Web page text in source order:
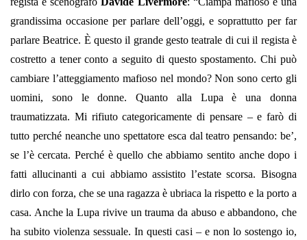
grandissima occasione per parlare dell’oggi, e soprattutto per far
parlare Beatrice. È questo il grande gesto teatrale di cui il regista è
costretto a tener conto a seguito di questo spostamento. Chi può
cambiare l’atteggiamento mafioso nel mondo? Non sono certo gli
uomini, sono le donne. Quanto alla Lupa è una donna
traumatizzata. Mi rifiuto categoricamente di pensare – e farò di
tutto perché neanche uno spettatore esca dal teatro pensando: be’,
se l’è cercata. Perché è quello che abbiamo sentito anche dopo i
fatti allucinanti a cui abbiamo assistito l’estate scorsa. Bisogna
dirlo con forza, che se una ragazza è ubriaca la rispetto e la porto a
casa. Anche la Lupa rivive un trauma da abuso e abbandono, che
ha subito violenza sessuale. In questi casi – e non lo sostengo io,